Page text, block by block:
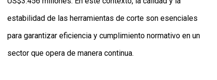
estabilidad de las herramientas de corte son esenciales
para garantizar eficiencia y cumplimiento normativo en un
sector que opera de manera continua.